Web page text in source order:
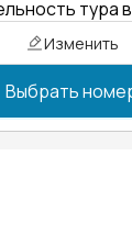
тура
Изменить
Выбрать